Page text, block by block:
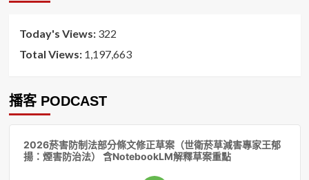
序
Today's Views: 322
Total Views: 1,197,663
播客 PODCAST
2026菸害防制法部分條文修正草案（世衛菸草減害專家王郁
揚：煙害防治法） 含NotebookLM解釋草案重點